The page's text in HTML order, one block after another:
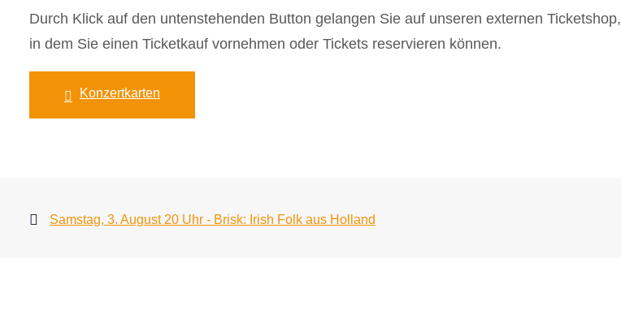
Durch Klick auf den untenstehenden Button gelangen Sie auf unseren externen Ticketshop,
in dem Sie einen Ticketkauf vornehmen oder Tickets reservieren können.
Konzertkarten
Samstag, 3. August 20 Uhr - Brisk: Irish Folk aus Holland